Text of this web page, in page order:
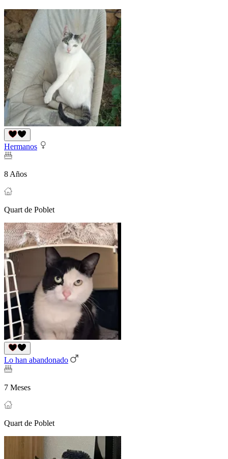
Hermanos
8 Años
Quart de Poblet
Lo han abandonado
7 Meses
Quart de Poblet